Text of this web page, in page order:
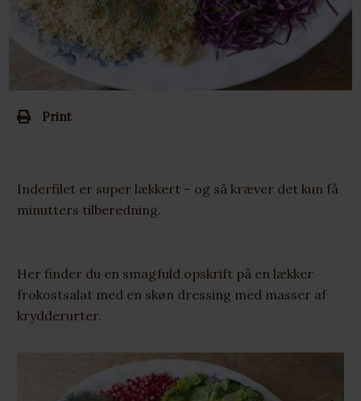
Print
Inderfilet er super lækkert – og så kræver det kun få
minutters tilberedning.
Her finder du en smagfuld opskrift på en lækker
frokostsalat med en skøn dressing med masser af
krydderurter.